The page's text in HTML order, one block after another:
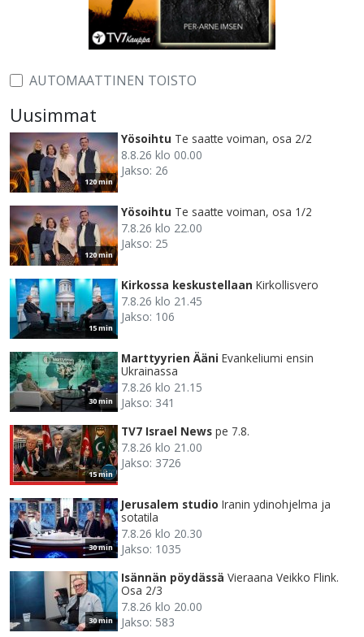
AUTOMAATTINEN TOISTO
Uusimmat
120 min
Yösoihtu Te saatte voiman, osa 2/2
8.8.26 klo 00.00
Jakso: 26
120 min
Yösoihtu Te saatte voiman, osa 1/2
7.8.26 klo 22.00
Jakso: 25
15 min
Kirkossa keskustellaan Kirkollisvero
7.8.26 klo 21.45
Jakso: 106
30 min
Marttyyrien Ääni Evankeliumi ensin
Ukrainassa
7.8.26 klo 21.15
Jakso: 341
15 min
TV7 Israel News pe 7.8.
7.8.26 klo 21.00
Jakso: 3726
30 min
Jerusalem studio Iranin ydinohjelma ja
sotatila
7.8.26 klo 20.30
Jakso: 1035
30 min
Isännän pöydässä Vieraana Veikko Flink.
Osa 2/3
7.8.26 klo 20.00
Jakso: 583